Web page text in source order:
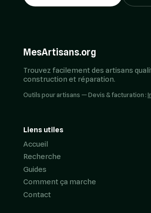
MesArtisans.org
Trouvez facilement des artisans
construction et réparation.
Outils pour artisans — Devis & facturation :
Liens utiles
Accueil
Recherche
Guides
Comment ça marche
Contact